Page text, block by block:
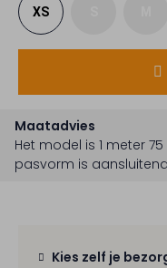
XS
Maatadvies
Het model is 1 meter
pasvorm is aansluitend
Kies zelf je